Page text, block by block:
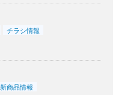
チラシ情報
新商品情報